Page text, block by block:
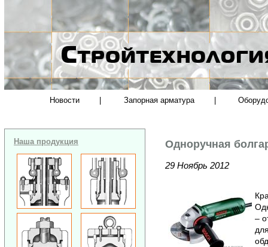
Новости Запорная арматура
Наша продукция Одноручная
29 Ноябрь 2012
–